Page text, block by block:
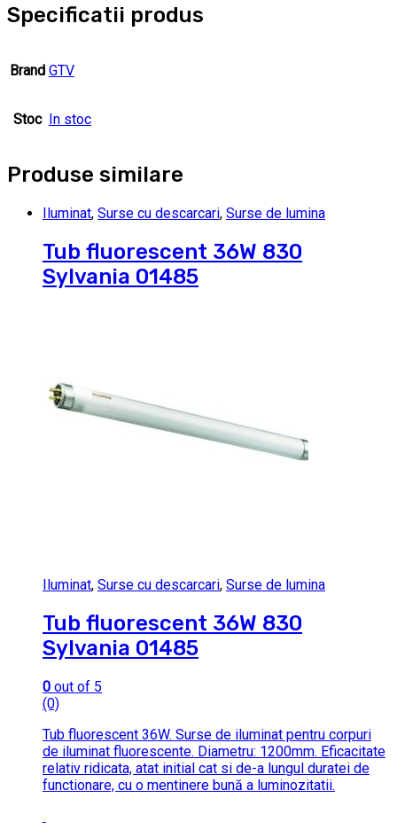
Specificatii produs
Brand GTV
Stoc In stoc
Produse similare
Iluminat, Surse cu descarcari, Surse de lumina
Tub fluorescent 36W 830
Sylvania 01485
Iluminat, Surse cu descarcari, Surse de lumina
Tub fluorescent 36W 830
Sylvania 01485
0 out of 5
(0)
Tub fluorescent 36W. Surse de iluminat pentru corpuri
de iluminat fluorescente. Diametru: 1200mm. Eficacitate
relativ ridicata, atat initial cat si de-a lungul duratei de
functionare, cu o mentinere bună a luminozitatii.